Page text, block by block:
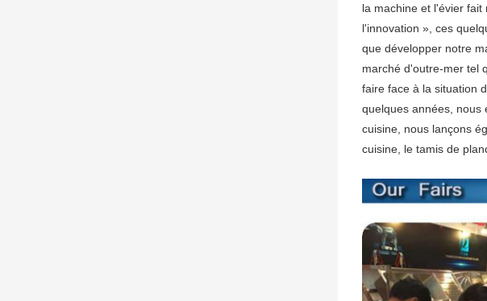
la machine et l'évier
l'innovation », ces
que développer notre
marché d'outre-mer tel
faire face à la situation
quelques années, nous
cuisine, nous lançons
cuisine, le tamis de